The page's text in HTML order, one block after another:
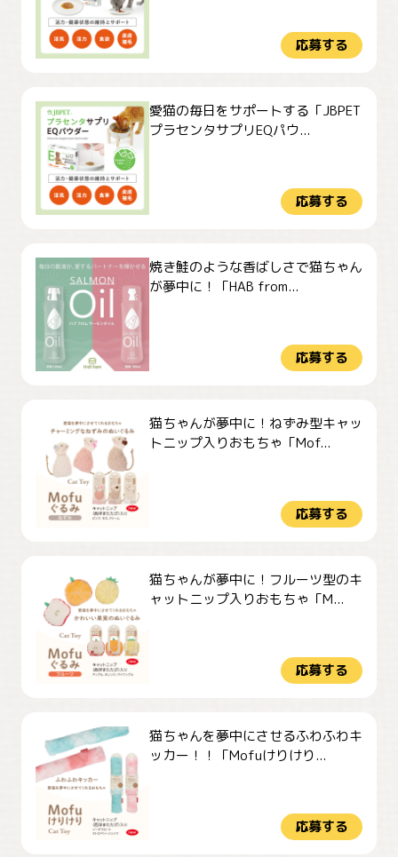
応募する
愛猫の毎日をサポートする「JBPET
プラセンタサプリEQパウ...
応募する
焼き鮭のような香ばしさで猫ちゃん
が夢中に！「HAB from...
応募する
猫ちゃんが夢中に！ねずみ型キャッ
トニップ入りおもちゃ「Mof...
応募する
猫ちゃんが夢中に！フルーツ型のキ
ャットニップ入りおもちゃ「M...
応募する
猫ちゃんを夢中にさせるふわふわキ
ッカー！！「Mofuけりけり...
応募する